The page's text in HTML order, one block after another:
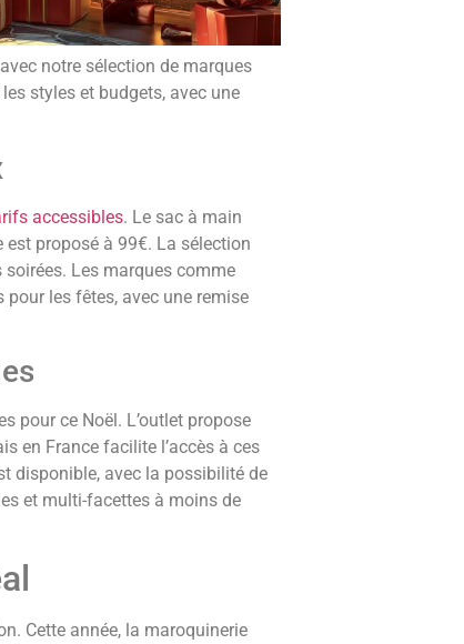
notre sélection de marques
styles et budgets, avec une
accessibles. Le sac à main
est proposé à 99€. La sélection
Les marques comme
les fêtes, avec une remise
pour ce Noël. L’outlet propose
en France facilite l’accès à ces
disponible, avec la possibilité de
et multi-facettes à moins de
Cette année, la maroquinerie